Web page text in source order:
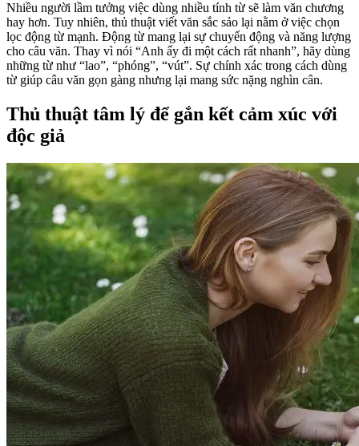
Nhiều người lầm tưởng việc dùng nhiều tính từ sẽ làm văn chương
hay hơn. Tuy nhiên, thủ thuật viết văn sắc sảo lại nằm ở việc chọn
lọc động từ mạnh. Động từ mang lại sự chuyển động và năng lượng
cho câu văn. Thay vì nói “Anh ấy đi một cách rất nhanh”, hãy dùng
những từ như “lao”, “phóng”, “vút”. Sự chính xác trong cách dùng
từ giúp câu văn gọn gàng nhưng lại mang sức nặng nghìn cân.
Thủ thuật tâm lý để gắn kết cảm xúc với
độc giả